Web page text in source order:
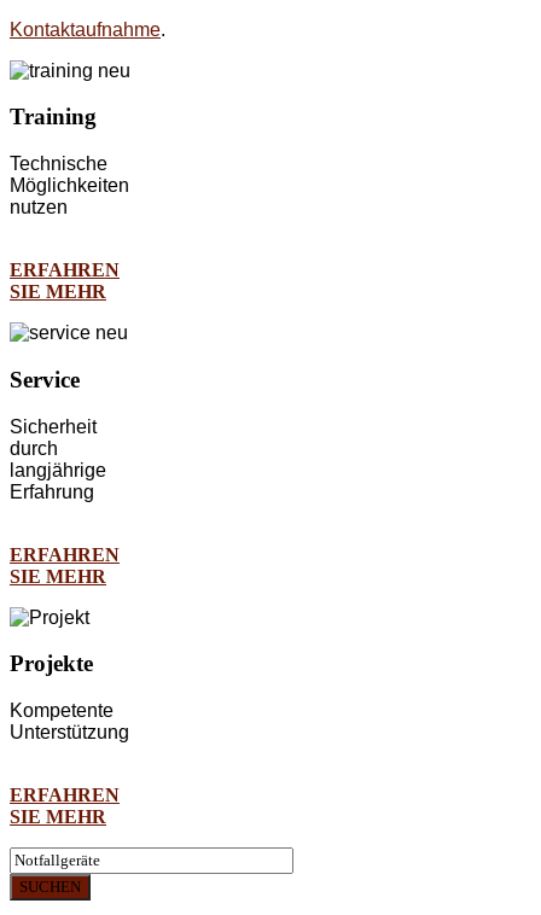
Kontaktaufnahme.
Training
Technische
Möglichkeiten
nutzen
ERFAHREN
SIE MEHR
Service
Sicherheit
durch
langjährige
Erfahrung
ERFAHREN
SIE MEHR
Projekte
Kompetente
Unterstützung
ERFAHREN
SIE MEHR
SUCHEN